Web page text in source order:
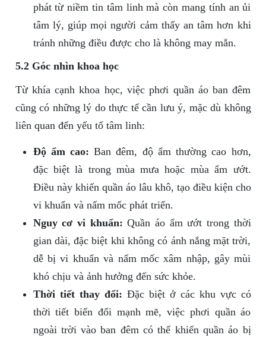
phát từ niềm tin tâm linh mà còn mang tính an ủi
tâm lý, giúp mọi người cảm thấy an tâm hơn khi
tránh những điều được cho là không may mắn.
5.2 Góc nhìn khoa học
Từ khía cạnh khoa học, việc phơi quần áo ban đêm
cũng có những lý do thực tế cần lưu ý, mặc dù không
liên quan đến yếu tố tâm linh:
Độ ẩm cao: Ban đêm, độ ẩm thường cao hơn,
đặc biệt là trong mùa mưa hoặc mùa ẩm ướt.
Điều này khiến quần áo lâu khô, tạo điều kiện cho
vi khuẩn và nấm mốc phát triển.
Nguy cơ vi khuẩn: Quần áo ẩm ướt trong thời
gian dài, đặc biệt khi không có ánh nắng mặt trời,
dễ bị vi khuẩn và nấm mốc xâm nhập, gây mùi
khó chịu và ảnh hưởng đến sức khỏe.
Thời tiết thay đổi: Đặc biệt ở các khu vực có
thời tiết biến đổi mạnh mẽ, việc phơi quần áo
ngoài trời vào ban đêm có thể khiến quần áo bị